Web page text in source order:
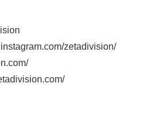
zetadivision/